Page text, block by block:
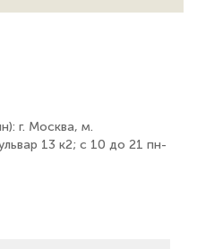
г. Москва, м.
13 к2; с 10 до 21 пн-